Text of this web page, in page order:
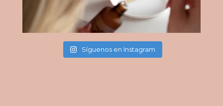
Síguenos en Instagram